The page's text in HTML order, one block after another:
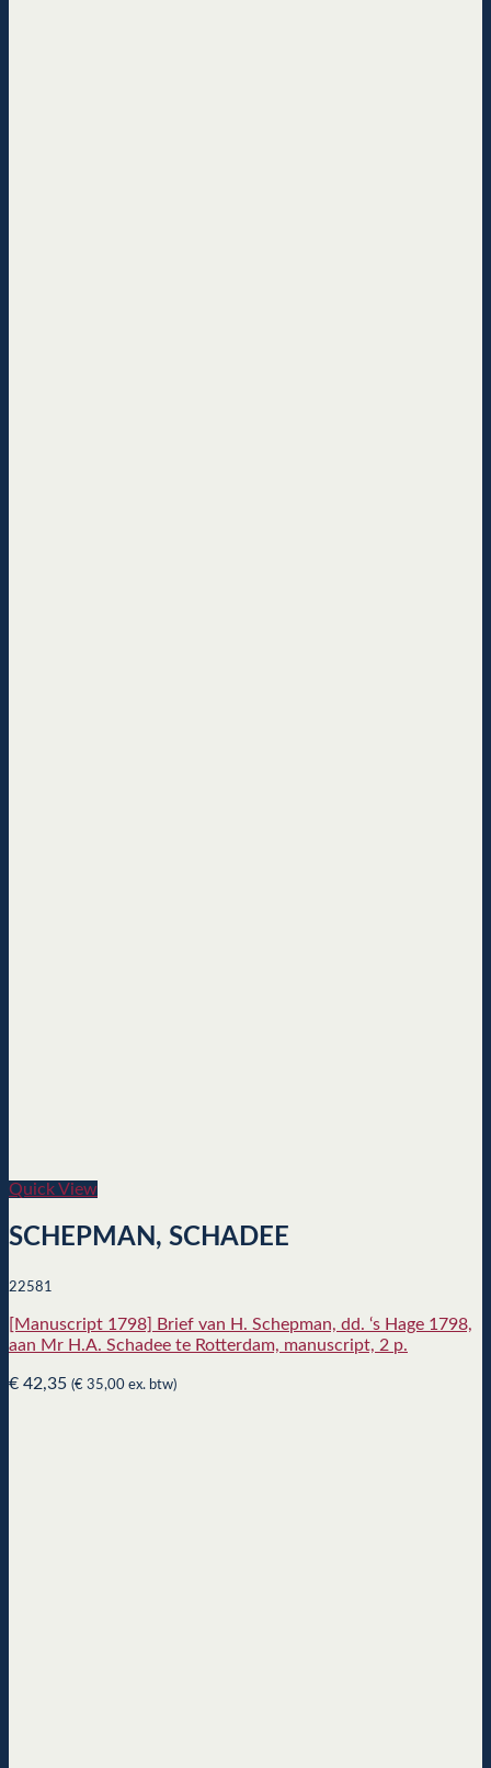
Quick View
SCHEPMAN, SCHADEE
22581
[Manuscript 1798] Brief van H. Schepman, dd. ‘s Hage 1798,
aan Mr H.A. Schadee te Rotterdam, manuscript, 2 p.
€ 42,35 (€ 35,00 ex. btw)